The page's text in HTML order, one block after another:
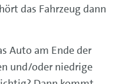
das Fahrzeug dann
Auto am Ende der
und/oder niedrige